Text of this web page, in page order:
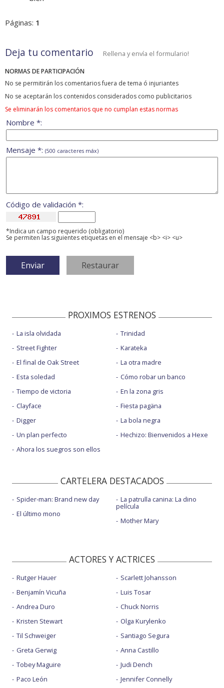
Páginas: 1
Deja tu comentario Rellena y envía el formulario!
NORMAS DE PARTICIPACIÓN
No se permitirán los comentarios fuera de tema ó injuriantes
No se aceptarán los contenidos considerados como publicitarios
Se eliminarán los comentarios que no cumplan estas normas
Nombre *:
Mensaje *: (500 caracteres máx)
Código de validación *:
*Indica un campo requerido (obligatorio)
Se permiten las siguientes etiquetas en el mensaje <b> <i> <u>
PROXIMOS ESTRENOS
La isla olvidada
Street Fighter
El final de Oak Street
Esta soledad
Tiempo de victoria
Clayface
Digger
Un plan perfecto
Ahora los suegros son ellos
Trinidad
Karateka
La otra madre
Cómo robar un banco
En la zona gris
Fiesta pagäna
La bola negra
Hechizo: Bienvenidos a Hexe
CARTELERA DESTACADOS
Spider-man: Brand new day
El último mono
La patrulla canina: La dino
película
Mother Mary
ACTORES Y ACTRICES
Rutger Hauer
Benjamín Vicuña
Andrea Duro
Kristen Stewart
Til Schweiger
Greta Gerwig
Tobey Maguire
Paco León
Scarlett Johansson
Luis Tosar
Chuck Norris
Olga Kurylenko
Santiago Segura
Anna Castillo
Judi Dench
Jennifer Connelly